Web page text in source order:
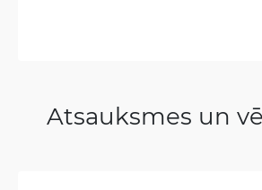
Atsauksmes un